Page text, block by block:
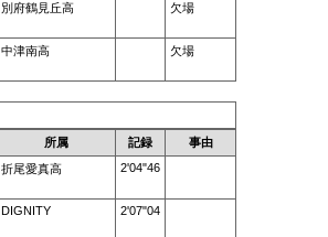
別府鶴見丘高 欠場
中津南高 欠場
所属 記録
事由
折尾愛真高 2'04"46
DIGNITY 2'07"04